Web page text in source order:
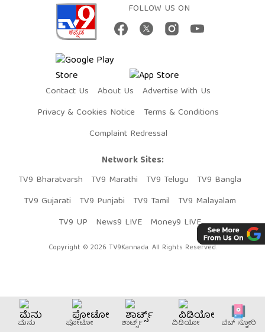
FOLLOW US ON
Contact Us About Us
Advertise With Us
Privacy & Cookies Notice
Terms & Conditions
Complaint Redressal
Network Sites:
TV9 Bharatvarsh
TV9 Marathi TV9 Telugu
TV9 Bangla
TV9 Gujarati
TV9 Punjabi TV9 Tamil
TV9 Malayalam
TV9 UP
News9 LIVE Money9 LIVE
Copyright © 2026 TV9Kannada. All Rights Reserved.
ಮೆನು ಫೋಟೋ ಶಾರ್ಟ್ಸ್ ವಿಡಿಯೋ ವೆಬ್​ ಸ್ಟೋರಿ